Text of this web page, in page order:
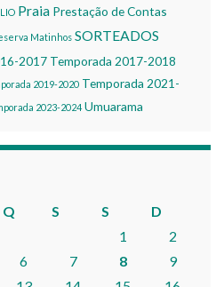
Praia Prestação de Contas
Matinhos SORTEADOS
2017 Temporada 2017-2018
2019-2020 Temporada 2021-
2023-2024 Umuarama
Q S S
D
1
2
6 7 8
9